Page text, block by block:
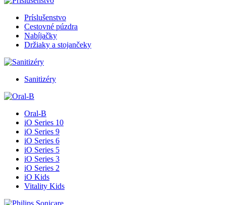
Príslušenstvo
Cestovné púzdra
Nabíjačky
Držiaky a stojančeky
Sanitizéry
Oral-B
iO Series 10
iO Series 9
iO Series 6
iO Series 5
iO Series 3
iO Series 2
iO Kids
Vitality Kids